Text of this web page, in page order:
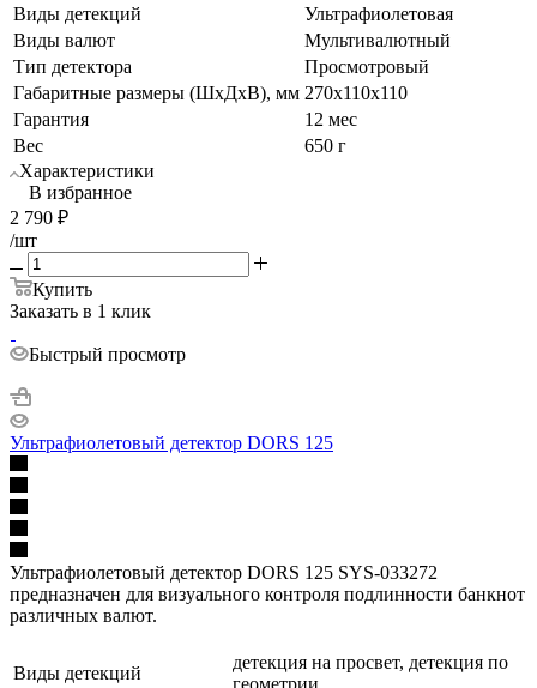
Виды детекций
Ультрафиолетовая
Виды валют
Мультивалютный
Тип детектора
Просмотровый
Габаритные размеры (ШхДхВ), мм 270x110x110
Гарантия
12 мес
Вес
650 г
Характеристики
В избранное
2 790 ₽
/шт
Купить
Заказать в 1 клик
Быстрый просмотр
Ультрафиолетовый детектор DORS 125
Ультрафиолетовый детектор DORS 125 SYS-033272
предназначен для визуального контроля подлинности банкнот
различных валют.
Виды детекций
детекция на просвет, детекция по
геометрии